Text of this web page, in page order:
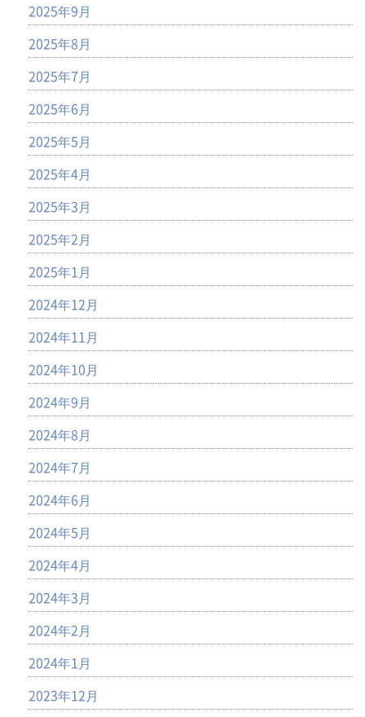
2025年9月
2025年8月
2025年7月
2025年6月
2025年5月
2025年4月
2025年3月
2025年2月
2025年1月
2024年12月
2024年11月
2024年10月
2024年9月
2024年8月
2024年7月
2024年6月
2024年5月
2024年4月
2024年3月
2024年2月
2024年1月
2023年12月